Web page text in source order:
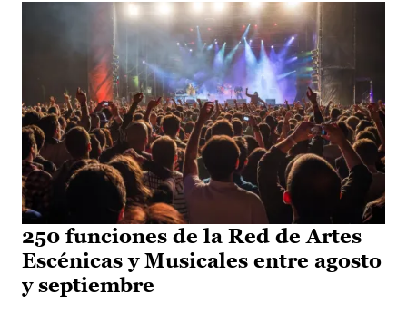
250 funciones de la Red de Artes
Escénicas y Musicales entre agosto
y septiembre